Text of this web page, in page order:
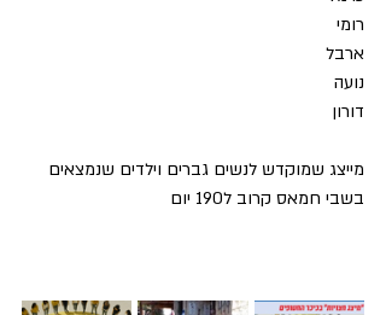
רומי
ארבל
נועה
דורון
מייצג שמוקדש לנשים גברים וילדים שנמצאים
בשבי חמאס קרוב ל190 יום